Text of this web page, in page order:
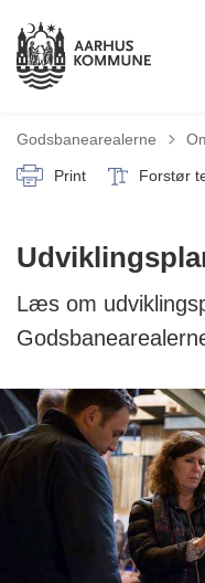
Godsbanearealerne
Print Forstør
Læs om